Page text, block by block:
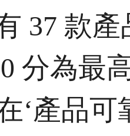
37 款產
分為最
‘產品